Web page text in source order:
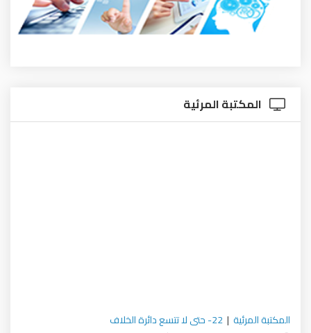
المكتبة المرئية
المكتبة المرئية | 22- حتى لا تتسع دائرة الخلاف